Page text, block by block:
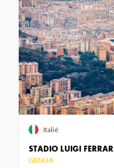
STADIO LUIGI
GENUA
Italië